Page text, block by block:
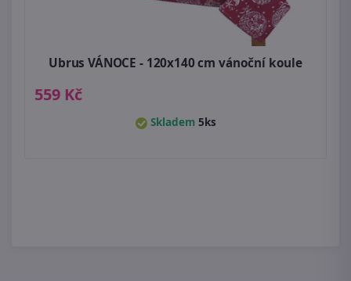
Ubrus VÁNOCE - 120x140 cm vánoční koule
559 Kč
Skladem 5ks